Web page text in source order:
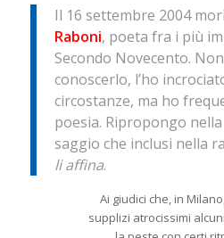
Il 16 settembre 2004
Raboni, poeta fra i più
Secondo Novecento.
conoscerlo, l’ho
circostanze, ma ho
poesia. Ripropongo
saggio che inclusi nella
li affina.
Ai giudici che, in
supplizi atrocissimi